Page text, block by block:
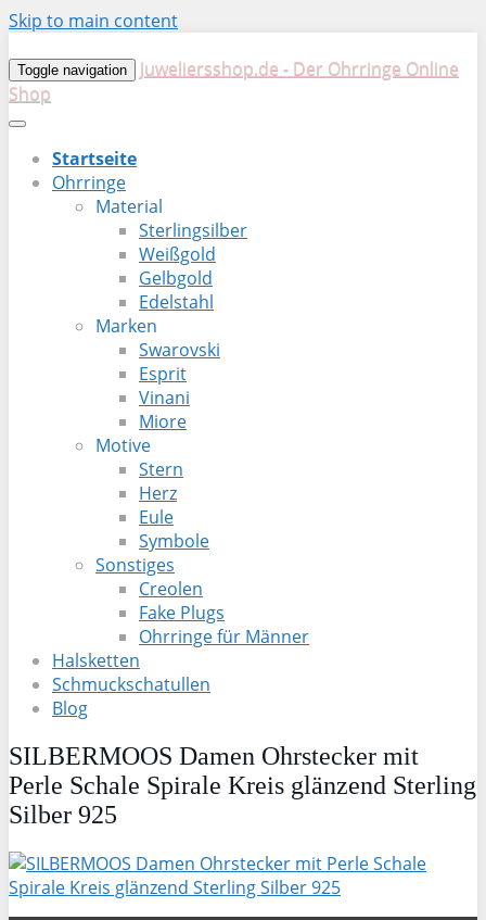
Skip to main content
Toggle navigation
Juweliersshop.de - Der Ohrringe Online
Shop
Startseite
Ohrringe
Material
Sterlingsilber
Weißgold
Gelbgold
Edelstahl
Marken
Swarovski
Esprit
Vinani
Miore
Motive
Stern
Herz
Eule
Symbole
Sonstiges
Creolen
Fake Plugs
Ohrringe für Männer
Halsketten
Schmuckschatullen
Blog
SILBERMOOS Damen Ohrstecker mit
Perle Schale Spirale Kreis glänzend Sterling
Silber 925